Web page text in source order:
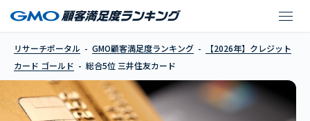
リサーチポータル GMO顧客満足度ランキング
【2026年】クレジット
カード ゴールド
総合5位 三井住友カード